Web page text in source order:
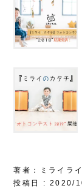
著者：ミライラ
投稿日 : 2020/